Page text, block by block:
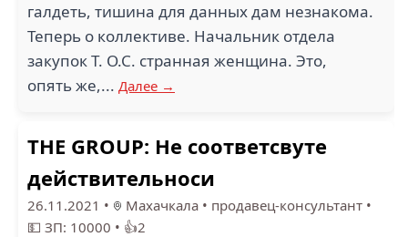
галдеть, тишина для данных дам незнакома.
Теперь о коллективе. Начальник отдела
закупок Т. О.С. странная женщина. Это,
опять же,... Далее →
THE GROUP: Не соответсвуте
действительноси
26.11.2021 • Махачкала • продавец-консультант •
💵 ЗП: 10000 • 👍2